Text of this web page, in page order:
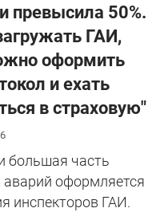
превысила 50%.
ГАИ,
оформить
и ехать
в страховую"
большая часть
оформляется
инспекторов ГАИ.